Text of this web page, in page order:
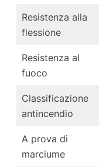
Resistenza alla
flessione
Resistenza al
fuoco
Classificazione
antincendio
A prova di
marciume